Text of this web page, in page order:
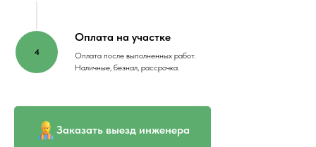
Оплата на участке
Оплата после выполненных работ.
Наличные, безнал, рассрочка.
Заказать выезд инженера